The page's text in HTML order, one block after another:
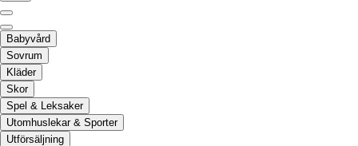
Babyvård
Sovrum
Kläder
Skor
Spel & Leksaker
Utomhuslekar & Sporter
Utförsäljning